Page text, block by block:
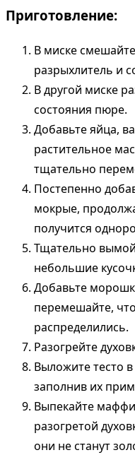
Приготовление:
В миске смешайте
разрыхлитель и
В другой миске
состояния пюре.
Добавьте яйца,
растительное
тщательно
Постепенно
мокрые,
получится
Тщательно
небольшие
Добавьте
перемешайте,
распределились.
Разогрейте
Выложите тесто
заполнив их
Выпекайте
разогретой
они не станут